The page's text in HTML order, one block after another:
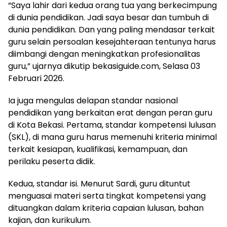
“Saya lahir dari kedua orang tua yang berkecimpung
di dunia pendidikan. Jadi saya besar dan tumbuh di
dunia pendidikan. Dan yang paling mendasar terkait
guru selain persoalan kesejahteraan tentunya harus
diimbangi dengan meningkatkan profesionalitas
guru,” ujarnya dikutip bekasiguide.com, Selasa 03
Februari 2026.
Ia juga mengulas delapan standar nasional
pendidikan yang berkaitan erat dengan peran guru
di Kota Bekasi. Pertama, standar kompetensi lulusan
(SKL), di mana guru harus memenuhi kriteria minimal
terkait kesiapan, kualifikasi, kemampuan, dan
perilaku peserta didik.
Kedua, standar isi. Menurut Sardi, guru dituntut
menguasai materi serta tingkat kompetensi yang
dituangkan dalam kriteria capaian lulusan, bahan
kajian, dan kurikulum.